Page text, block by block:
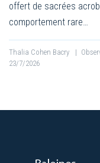
offert de sacrées
comportement rare…
Thalia Cohen Bacry |
23/7/2026